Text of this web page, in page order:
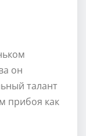
он
талант
прибоя как